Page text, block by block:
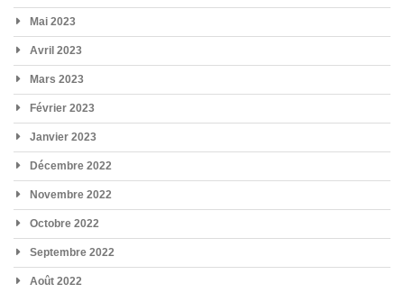
Mai 2023
Avril 2023
Mars 2023
Février 2023
Janvier 2023
Décembre 2022
Novembre 2022
Octobre 2022
Septembre 2022
Août 2022